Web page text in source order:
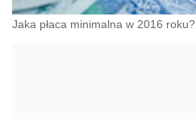
Jaka płaca minimalna w 2016 roku?